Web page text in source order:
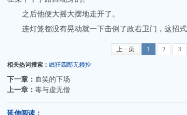
之后他便大摇大摆地走开了。
连灯笼都没有晃动就一下击倒了政右卫门，这招式
上一页 1 2 3
相关热词搜索： 眠狂四郎无赖控
下一章： 血笑的下场
上一章： 毒与虚无僧
延伸阅读：